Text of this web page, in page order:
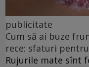
publicitate
Cum să ai buze
rece: sfaturi
Rujurile mate sînt